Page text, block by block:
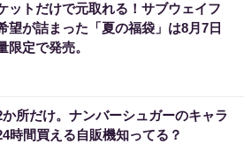
ットだけで元取れる！サブウェイフ
望が詰まった「夏の福袋」は8月7日
限定で発売。
所だけ。ナンバーシュガーのキャラ
時間買える自販機知ってる？